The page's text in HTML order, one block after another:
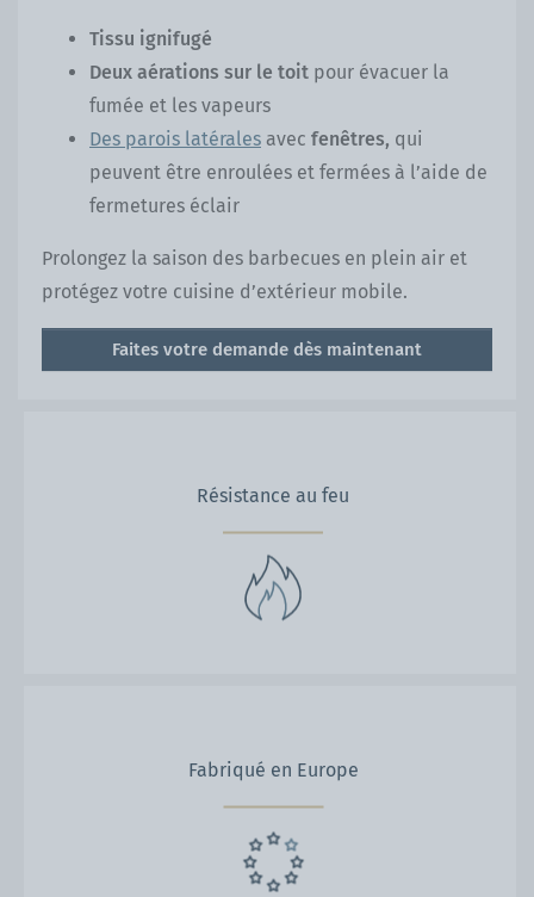
Tissu ignifugé
Deux aérations sur le toit pour évacuer la
fumée et les vapeurs
Des parois latérales avec fenêtres, qui
peuvent être enroulées et fermées à l’aide de
fermetures éclair
Prolongez la saison des barbecues en plein air et
protégez votre cuisine d’extérieur mobile.
Faites votre demande dès maintenant
Résistance au feu
Fabriqué en Europe